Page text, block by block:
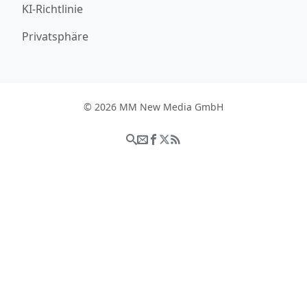
KI-Richtlinie
Privatsphäre
© 2026 MM New Media GmbH